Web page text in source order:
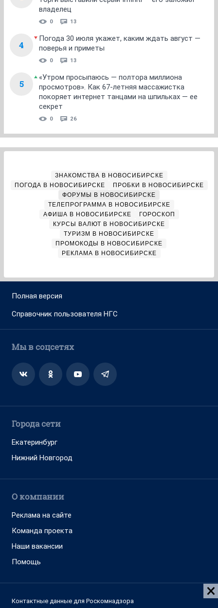
владелец
0 13
4
Погода 30 июля укажет, каким ждать август —
поверья и приметы
0 13
5
«Утром просыпаюсь — полтора миллиона
просмотров». Как 67-летняя массажистка
покоряет интернет танцами на шпильках — ее
секрет
0 26
ЗНАКОМСТВА В НОВОСИБИРСКЕ
ПОГОДА В НОВОСИБИРСКЕ
ПРОБКИ В НОВОСИБИРСКЕ
ФОРУМЫ В НОВОСИБИРСКЕ
ТЕЛЕПРОГРАММА В НОВОСИБИРСКЕ
АФИША В НОВОСИБИРСКЕ
ГОРОСКОП
КУРСЫ ВАЛЮТ В НОВОСИБИРСКЕ
ТУРИЗМ В НОВОСИБИРСКЕ
ПРОМОКОДЫ В НОВОСИБИРСКЕ
РЕКЛАМА В НОВОСИБИРСКЕ
Полная версия
Справочник пользователя НГС
Мы в соцсетях
Города сети
Екатеринбург
Нижний Новгород
О компании
Реклама на сайте
Команда проекта
Наши вакансии
Помощь
Контактные данные для Роскомнадзора